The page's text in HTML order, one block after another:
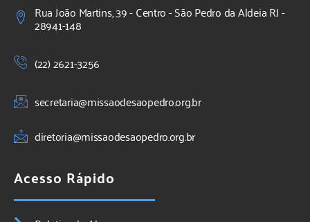
Rua João Martins, 39 - Centro - São Pedro da Aldeia RJ -
28941-148
(22) 2621-3256
secretaria@missaodesaopedro.org.br
diretoria@missaodesaopedro.org.br
Acesso Rápido